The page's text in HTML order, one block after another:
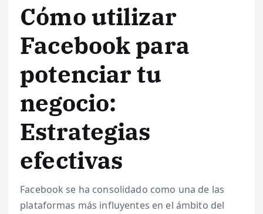
Cómo utilizar
Facebook para
potenciar tu
negocio:
Estrategias
efectivas
Facebook se ha consolidado como una de las
plataformas más influyentes en el ámbito del